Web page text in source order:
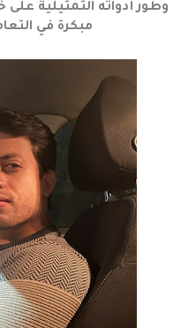
وطور أدواته التمثيلية
مبكرة في